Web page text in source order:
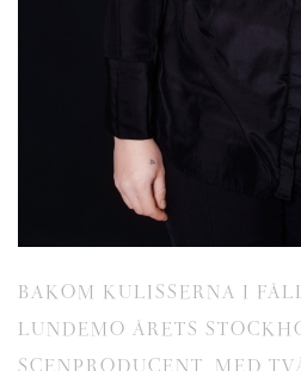
BAKOM KULISSERNA I
LUNDEMO ÅRETS